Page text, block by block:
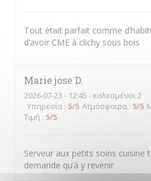
Tout était parfait comme
d’avoir CME à clichy sous bois
Marie jose D
2026-07-23 - 12:45 - καλεσμένοι 2
Υπηρεσία : 5/5 Ατμόσφαιρα : 5/5
Τιμή : 5/5
Serveur aux petits soins cuisine
demande qu’à y revenir